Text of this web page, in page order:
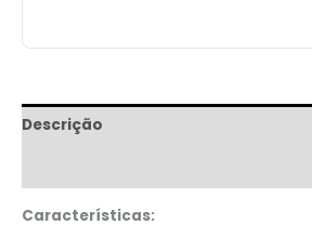
Descrição
Características: